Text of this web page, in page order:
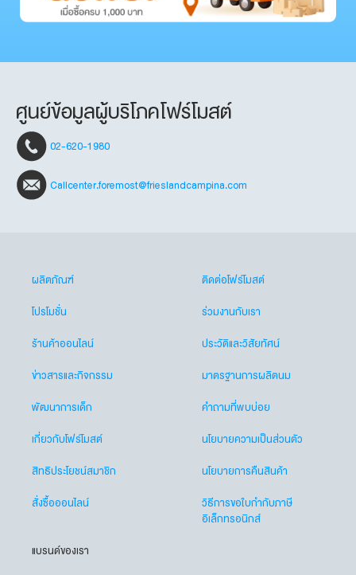
ศูนย์ข้อมูลผู้บริโภคโฟร์โมสต์
02-620-1980
Callcenter.foremost@frieslandcampina.com
ผลิตภัณฑ์
โปรโมชั่น
ร้านค้าออนไลน์
ข่าวสารและกิจกรรม
พัฒนาการเด็ก
เกี่ยวกับโฟร์โมสต์
สิทธิประโยชน์สมาชิก
สั่งซื้อออนไลน์
ติดต่อโฟร์โมสต์
ร่วมงานกับเรา
ประวัติและวิสัยทัศน์
มาตรฐานการผลิตนม
คำถามที่พบบ่อย
นโยบายความเป็นส่วนตัว
นโยบายการคืนสินค้า
วิธีการขอใบกำกับภาษี
อิเล็กทรอนิกส์
แบรนด์ของเรา